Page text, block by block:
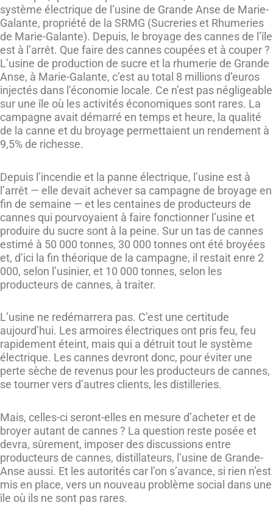
système électrique de l’usine de Grande Anse de Marie-
Galante, propriété de la SRMG (Sucreries et Rhumeries
de Marie-Galante). Depuis, le broyage des cannes de l’île
est à l’arrêt. Que faire des cannes coupées et à couper ?
L’usine de production de sucre et la rhumerie de Grande
Anse, à Marie-Galante, c’est au total 8 millions d’euros
injectés dans l’économie locale. Ce n’est pas négligeable
sur une île où les activités économiques sont rares. La
campagne avait démarré en temps et heure, la qualité
de la canne et du broyage permettaient un rendement à
9,5% de richesse.
Depuis l’incendie et la panne électrique, l’usine est à
l’arrêt — elle devait achever sa campagne de broyage en
fin de semaine — et les centaines de producteurs de
cannes qui pourvoyaient à faire fonctionner l’usine et
produire du sucre sont à la peine. Sur un tas de cannes
estimé à 50 000 tonnes, 30 000 tonnes ont été broyées
et, d’ici la fin théorique de la campagne, il restait enre 2
000, selon l’usinier, et 10 000 tonnes, selon les
producteurs de cannes, à traiter.
L’usine ne redémarrera pas. C’est une certitude
aujourd’hui. Les armoires électriques ont pris feu, feu
rapidement éteint, mais qui a détruit tout le système
électrique. Les cannes devront donc, pour éviter une
perte sèche de revenus pour les producteurs de cannes,
se tourner vers d’autres clients, les distilleries.
Mais, celles-ci seront-elles en mesure d’acheter et de
broyer autant de cannes ? La question reste posée et
devra, sûrement, imposer des discussions entre
producteurs de cannes, distillateurs, l’usine de Grande-
Anse aussi. Et les autorités car l’on s’avance, si rien n’est
mis en place, vers un nouveau problème social dans une
île où ils ne sont pas rares.